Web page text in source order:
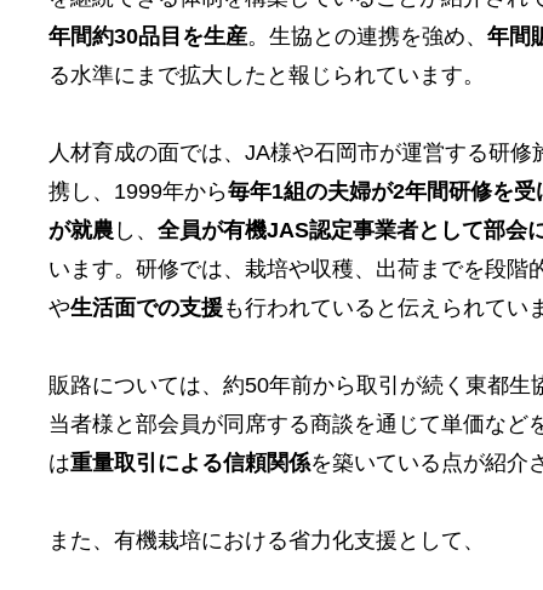
年間約30品目を生産。生協との連携を強め、 年間
る水準にまで拡大した と報じられています。
人材育成の面では、JA様や石岡市が運営する研
携し、1999年から毎年1組の夫婦が2年間研修を
が就農 し、 全員が有機JAS認定事業者として部会
います。研修では、栽培や収穫、出荷までを段階
や生活面での支援も行われていると伝えられてい
販路については、約50年前から取引が続く東都生
当者様と部会員が同席する商談を通じて単価など
は重量取引による信頼関係を築いている点が紹介
また、有機栽培における省力化支援として、